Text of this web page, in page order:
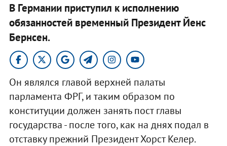
В Германии приступил к исполнению
обязанностей временный Президент Йенс
Бернсен.
Он являлся главой верхней палаты
парламента ФРГ, и таким образом по
конституции должен занять пост главы
государства - после того, как на днях подал в
отставку прежний Президент Хорст Келер.